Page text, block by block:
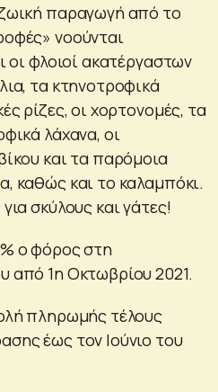
παραγωγή από το
νοούνται
οι φλοιοί ακατέργαστων
τα κτηνοτροφικά
ρίζες, οι χορτονομές, τα
λάχανα, οι
και τα παρόμοια
καθώς και το καλαμπόκι.
σκύλους και γάτες!
ο φόρος στη
από 1η Οκτωβρίου 2021.
πληρωμής τέλους
έως τον Ιούνιο του